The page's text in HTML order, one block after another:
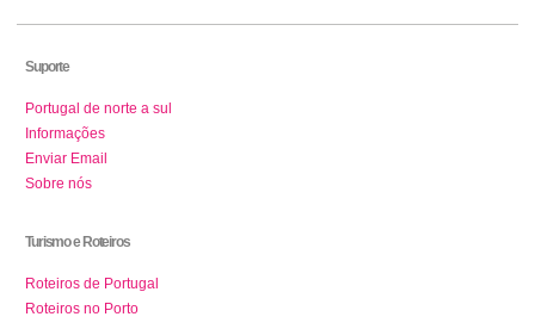
Suporte
Portugal de norte a sul
Informações
Enviar Email
Sobre nós
Turismo e Roteiros
Roteiros de Portugal
Roteiros no Porto